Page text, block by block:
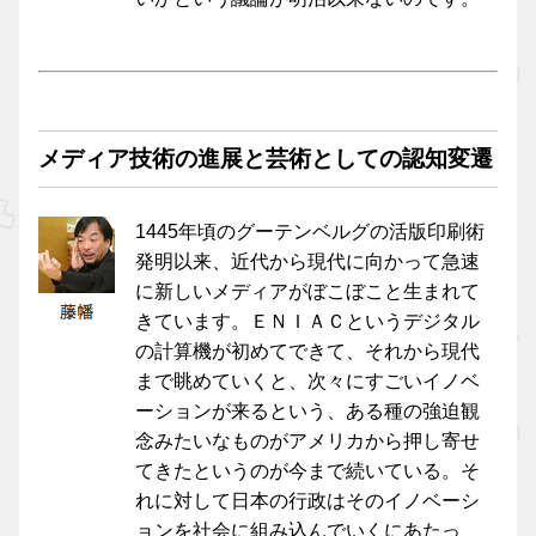
メディア技術の進展と芸術としての認知変遷
1445年頃のグーテンベルグの活版印刷術
発明以来、近代から現代に向かって急速
に新しいメディアがぼこぼこと生まれて
きています。ＥＮＩＡＣというデジタル
の計算機が初めてできて、それから現代
まで眺めていくと、次々にすごいイノベ
ーションが来るという、ある種の強迫観
念みたいなものがアメリカから押し寄せ
てきたというのが今まで続いている。そ
れに対して日本の行政はそのイノベーシ
ョンを社会に組み込んでいくにあたっ